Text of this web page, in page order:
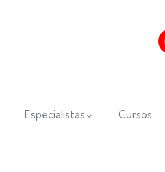
Especialistas Cursos